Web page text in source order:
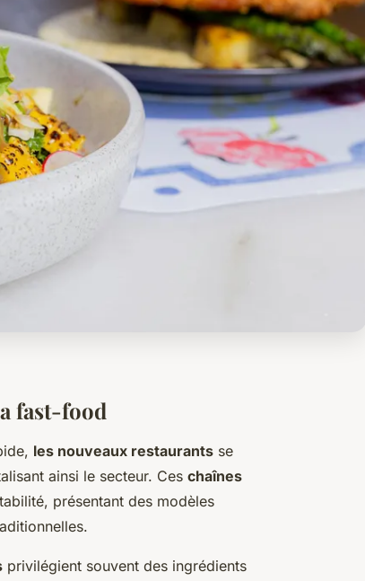
fast-food
les nouveaux restaurants se
ainsi le secteur. Ces chaînes
présentant des modèles
privilégient souvent des ingrédients